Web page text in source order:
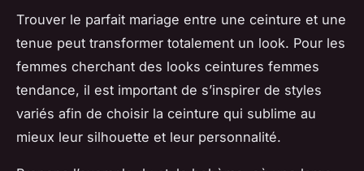
Trouver le parfait mariage entre une ceinture et une
tenue peut transformer totalement un look. Pour les
femmes cherchant des looks ceintures femmes
tendance, il est important de s’inspirer de styles
variés afin de choisir la ceinture qui sublime au
mieux leur silhouette et leur personnalité.